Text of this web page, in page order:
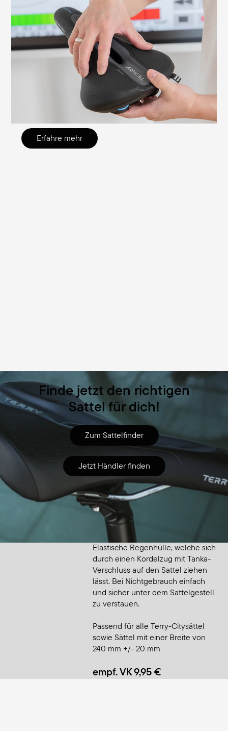
Es ist wichtig, den Sattel richtig
einzustellen, um Sitzbeschwerden zu
vermeiden und eine effiziente Fahrt zu
ermöglichen. Wir erklären dir hier, worauf
du achten solltest und wie du die nötigen
Einstellungen selbst überprüfen und
justieren kannst.
Erfahre mehr
Finde jetzt den richtigen
Sattel für dich!
Zum Sattelfinder
Jetzt Händler finden
Zubehör Saddle Raincover Large
Elastische Regenhülle, welche sich
durch einen Kordelzug mit Tanka-
Verschluss auf den Sattel ziehen
lässt. Bei Nichtgebrauch einfach
und sicher unter dem Sattelgestell
zu verstauen.
Passend für alle Terry-Citysättel
sowie Sättel mit einer Breite von
240 mm +/- 20 mm
empf. VK 9,95 €